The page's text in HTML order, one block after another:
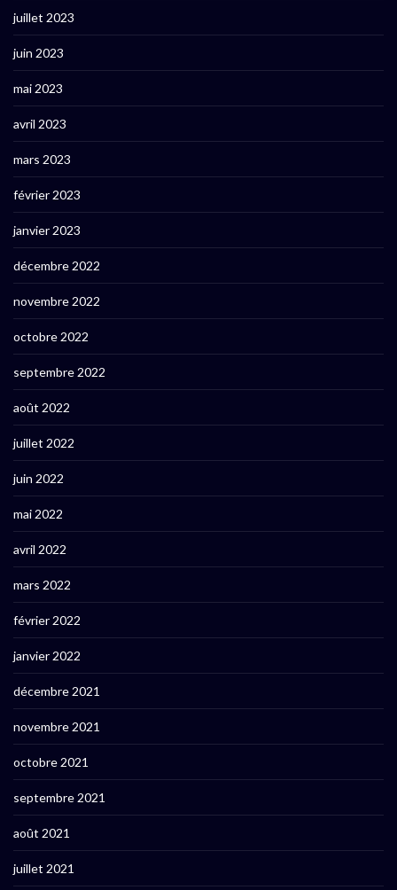
juillet 2023
juin 2023
mai 2023
avril 2023
mars 2023
février 2023
janvier 2023
décembre 2022
novembre 2022
octobre 2022
septembre 2022
août 2022
juillet 2022
juin 2022
mai 2022
avril 2022
mars 2022
février 2022
janvier 2022
décembre 2021
novembre 2021
octobre 2021
septembre 2021
août 2021
juillet 2021